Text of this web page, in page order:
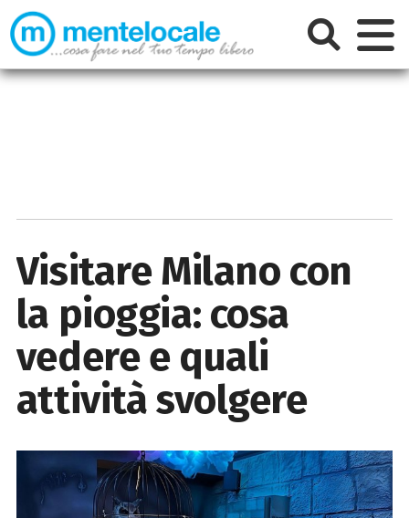
Visitare Milano con
la pioggia: cosa
vedere e quali
attività svolgere